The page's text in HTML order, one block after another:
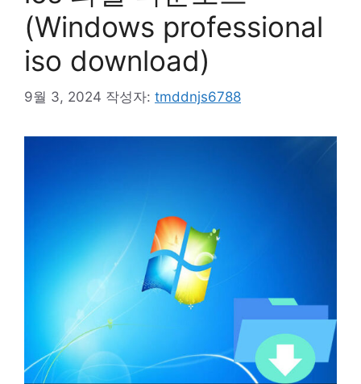
(Windows professional
iso download)
9월 3, 2024 작성자: tmddnjs6788